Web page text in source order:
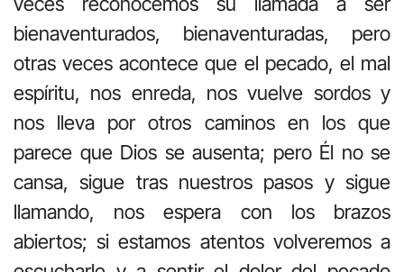
bienaventurados, bienaventuradas, pero
otras veces acontece que el pecado, el mal
espíritu, nos enreda, nos vuelve sordos y
nos lleva por otros caminos en los que
parece que Dios se ausenta; pero Él no se
cansa, sigue tras nuestros pasos y sigue
llamando, nos espera con los brazos
abiertos; si estamos atentos volveremos a